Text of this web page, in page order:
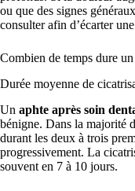
ou que des signes
consulter afin d’écarter
Combien de temps dure
Durée moyenne de
Un aphte après soin
bénigne. Dans la majorité
durant les deux à trois
progressivement. La
souvent en 7 à 10 jours.